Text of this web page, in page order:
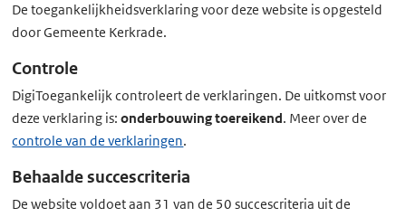
l
De toegankelijkheidsverklaring voor deze website is opgesteld
door Gemeente Kerkrade.
Controle
DigiToegankelijk controleert de verklaringen. De uitkomst voor
deze verklaring is:onderbouwing toereikend. Meer over de
controle van de verklaringen.
Behaalde succescriteria
De website voldoet aan 31 van de 50 succescriteria uit de